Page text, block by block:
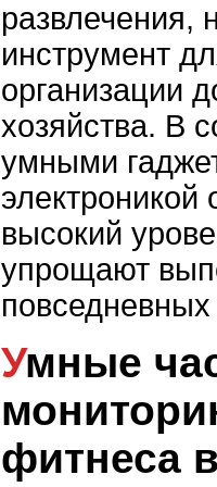
инструмент
организации
хозяйства. В
умными
электроникой
высокий
упрощают
повседневных
Умные часы:
фитнеса